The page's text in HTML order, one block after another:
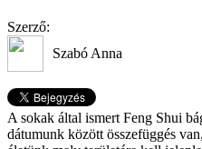
Szerző:
Szabó Anna
A sokak által ismert Feng Shui
dátumunk között összefüggés